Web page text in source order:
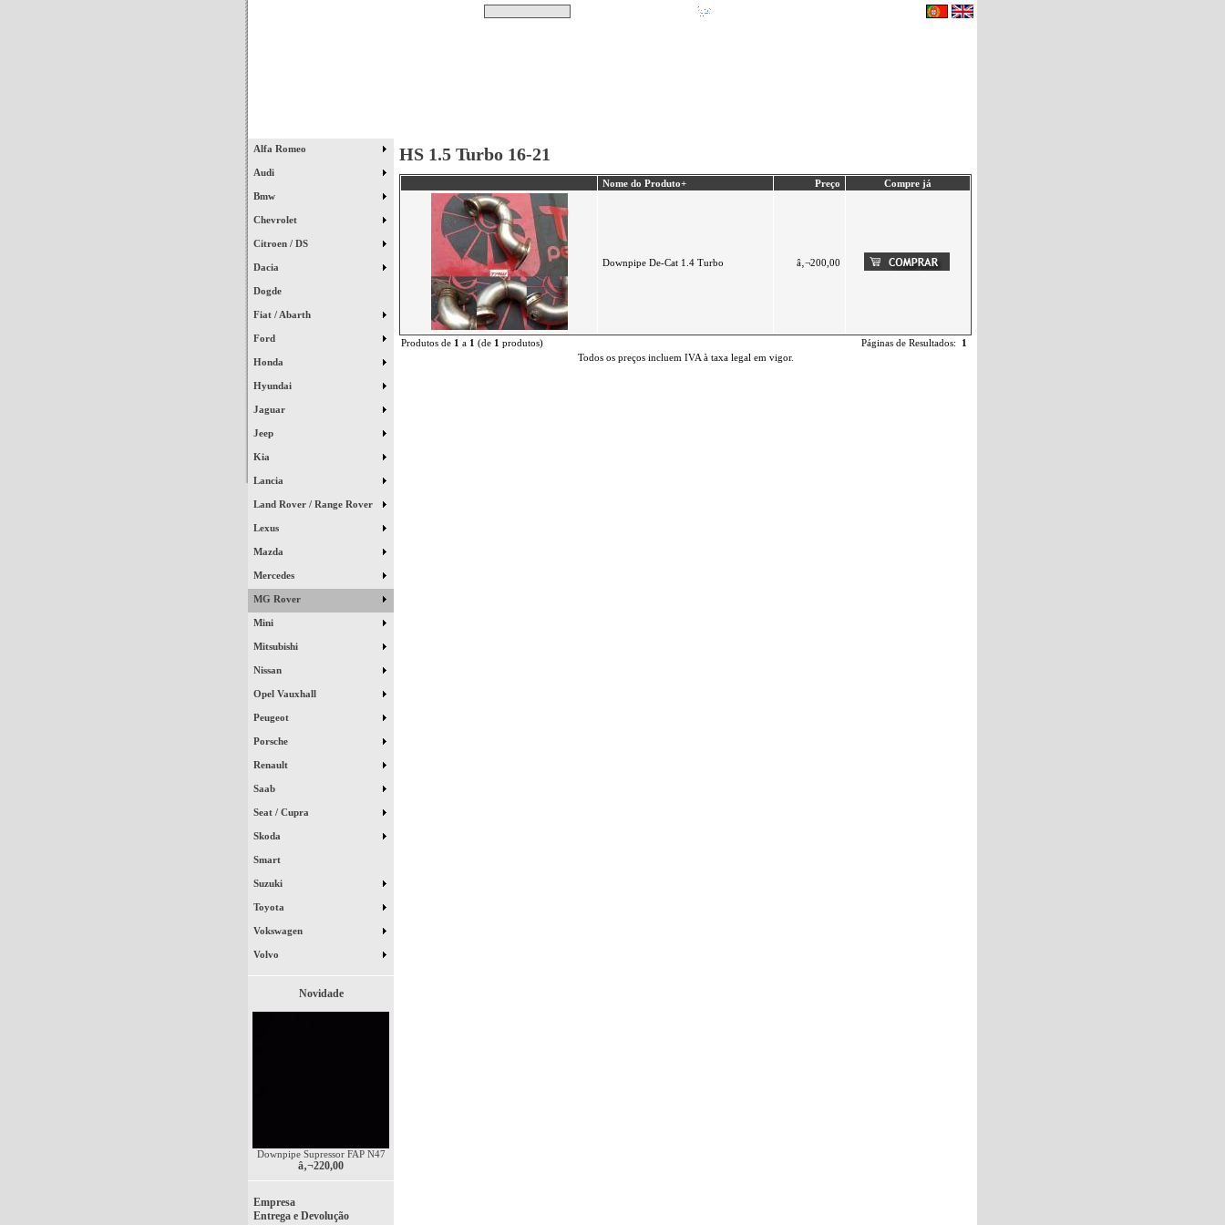
Alfa Romeo
Audi
Bmw
Chevrolet
Citroen / DS
Dacia
Dogde
Fiat / Abarth
Ford
Honda
Hyundai
Jaguar
Jeep
Kia
Lancia
Land Rover / Range Rover
Lexus
Mazda
Mercedes
MG Rover
Mini
Mitsubishi
Nissan
Opel Vauxhall
Peugeot
Porsche
Renault
Saab
Seat / Cupra
Skoda
Smart
Suzuki
Toyota
Vokswagen
Volvo
Novidade
Downpipe Supressor FAP N47
â‚¬220,00
Empresa
Entrega e Devolução
HS 1.5 Turbo 16-21
Nome do Produto+ Preço Compre já
Downpipe De-Cat 1.4 Turbo â‚¬200,00
Produtos de 1 a 1 (de 1 produtos) Páginas de Resultados: 1
Todos os preços incluem IVA à taxa legal em vigor.